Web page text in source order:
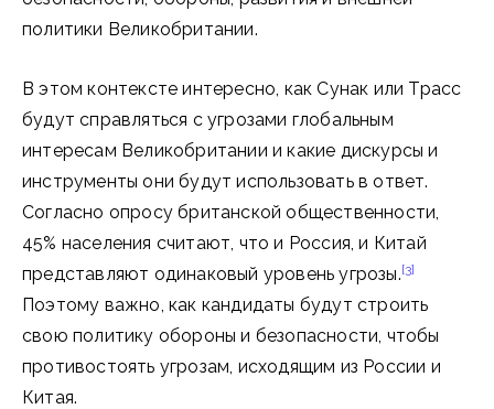
политики Великобритании.
В этом контексте интересно, как Сунак или Трасс
будут справляться с угрозами глобальным
интересам Великобритании и какие дискурсы и
инструменты они будут использовать в ответ.
Согласно опросу британской общественности,
45% населения считают, что и Россия, и Китай
представляют одинаковый уровень угрозы.[3]
Поэтому важно, как кандидаты будут строить
свою политику обороны и безопасности, чтобы
противостоять угрозам, исходящим из России и
Китая.